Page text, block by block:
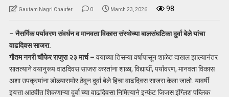
Gautam Nagri Chaufer 0 March 23, 2026 98
– नैसर्गिक पर्यावरण संवर्धन व मानवता विकास संस्थेच्या बालसंघटिका दुर्वा बेले यांचा
वाढदिवस साजरा.
गौतम नगरी चौफेर राजुरा २३ मार्च – वयाच्या तिसऱ्या वर्षापासून शाळेत दाखल झाल्यानंतर
सातत्याने वयानुरूप वाढदिवस साजरा करतांना शाळा, विद्यार्थी, पर्यावरण, मानवता विकास
अशा उपक्रमांना डोळ्यासमोर ठेवून दुर्वा बेले हिचा वाढदिवस साजरा केला जातो. यावर्षी
इयत्ता आठवीत शिकणाऱ्या दुर्वा च्या वाढदिवसा निमित्याने इन्फंट जिजस इंग्लिश पब्लिक